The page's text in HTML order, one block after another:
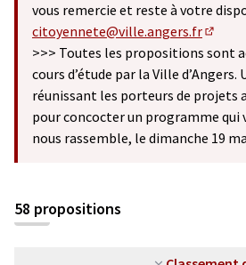
vous remercie et reste à votre
citoyennete@ville.angers.fr
>>> Toutes les propositions sont
cours d’étude par la Ville
réunissant les porteurs de projets
pour concocter un programme qui
nous rassemble, le dimanche 19
58 propositions